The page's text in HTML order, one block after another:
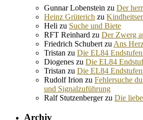
Gunnar Lobenstein zu Der
Heinz Grüterich zu
Heli zu Suche und Biete
RFT Reinhard zu Der Zwerg
Friedrich Schubert zu Ans
Tristan zu Die EL84
Diogenes zu Die EL84
Tristan zu Die EL84
Rudolf Irion zu Fehlersuche
und Signalzuführung
Ralf Stutzenbergerzu Die
Archiv